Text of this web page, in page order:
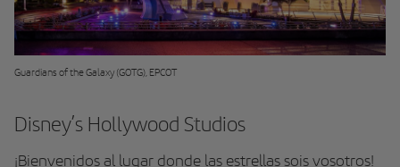
Guardians of the Galaxy (GOTG), EPCOT
Disney’s Hollywood Studios
¡Bienvenidos al lugar donde las estrellas sois vosotros!